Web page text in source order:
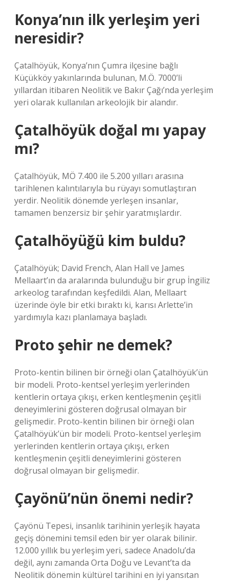
Konya’nın ilk yerleşim yeri
neresidir?
Çatalhöyük, Konya’nın Çumra ilçesine bağlı
Küçükköy yakınlarında bulunan, M.Ö. 7000’li
yıllardan itibaren Neolitik ve Bakır Çağı’nda yerleşim
yeri olarak kullanılan arkeolojik bir alandır.
Çatalhöyük doğal mı yapay
mı?
Çatalhöyük, MÖ 7.400 ile 5.200 yılları arasına
tarihlenen kalıntılarıyla bu rüyayı somutlaştıran
yerdir. Neolitik dönemde yerleşen insanlar,
tamamen benzersiz bir şehir yaratmışlardır.
Çatalhöyüğü kim buldu?
Çatalhöyük; David French, Alan Hall ve James
Mellaart’ın da aralarında bulunduğu bir grup İngiliz
arkeolog tarafından keşfedildi. Alan, Mellaart
üzerinde öyle bir etki bıraktı ki, karısı Arlette’in
yardımıyla kazı planlamaya başladı.
Proto şehir ne demek?
Proto-kentin bilinen bir örneği olan Çatalhöyük’ün
bir modeli. Proto-kentsel yerleşim yerlerinden
kentlerin ortaya çıkışı, erken kentleşmenin çeşitli
deneyimlerini gösteren doğrusal olmayan bir
gelişmedir. Proto-kentin bilinen bir örneği olan
Çatalhöyük’ün bir modeli. Proto-kentsel yerleşim
yerlerinden kentlerin ortaya çıkışı, erken
kentleşmenin çeşitli deneyimlerini gösteren
doğrusal olmayan bir gelişmedir.
Çayönü’nün önemi nedir?
Çayönü Tepesi, insanlık tarihinin yerleşik hayata
geçiş dönemini temsil eden bir yer olarak bilinir.
12.000 yıllık bu yerleşim yeri, sadece Anadolu’da
değil, aynı zamanda Orta Doğu ve Levant’ta da
Neolitik dönemin kültürel tarihini en iyi yansıtan